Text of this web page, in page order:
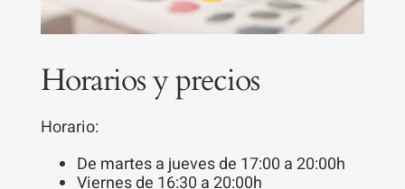
Horarios y precios
Horario:
De martes a jueves de 17:00 a 20:00h
Viernes de 16:30 a 20:00h
Estadísticas
podamos
y estructura
de la web, en